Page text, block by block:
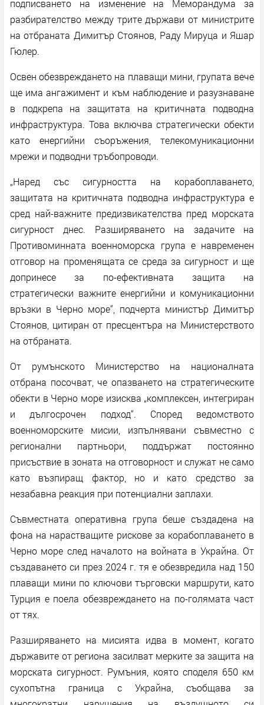
подписването на изменение на Меморандума за
разбирателство между трите държави от министрите
на отбраната Димитър Стоянов, Раду Мируца и Яшар
Гюлер.
Освен обезвреждането на плаващи мини, групата вече
ще има ангажимент и към наблюдение и разузнаване
в подкрепа на защитата на критичната подводна
инфраструктура. Това включва стратегически обекти
като енергийни съоръжения, телекомуникационни
мрежи и подводни тръбопроводи.
„Наред със сигурността на корабоплаването,
защитата на критичната подводна инфраструктура е
сред най-важните предизвикателства пред морската
сигурност днес. Разширяването на задачите на
Противоминната военноморска група е навременен
отговор на променящата се среда за сигурност и ще
допринесе за по-ефективната защита на
стратегически важните енергийни и комуникационни
връзки в Черно море“, подчерта министър Димитър
Стоянов, цитиран от пресцентъра на Министерството
на отбраната.
От румънското Министерство на националната
отбрана посочват, че опазването на стратегическите
обекти в Черно море изисква „комплексен, интегриран
и дългосрочен подход“. Според ведомството
военноморските мисии, изпълнявани съвместно с
регионални партньори, поддържат постоянно
присъствие в зоната на отговорност и служат не само
като възпиращ фактор, но и като средство за
незабавна реакция при потенциални заплахи.
Съвместната оперативна група беше създадена на
фона на нарастващите рискове за корабоплаването в
Черно море след началото на войната в Украйна. От
създаването си през 2024 г. тя е обезвредила над 150
плаващи мини по ключови търговски маршрути, като
Турция е поела обезвреждането на по-голямата част
от тях.
Разширяването на мисията идва в момент, когато
държавите от региона засилват мерките за защита на
морската сигурност. Румъния, която споделя 650 км
сухопътна граница с Украйна, съобщава за